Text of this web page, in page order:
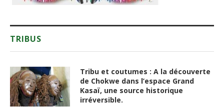
TRIBUS
Tribu et coutumes : A la découverte
de Chokwe dans l’espace Grand
Kasaï, une source historique
irréversible.